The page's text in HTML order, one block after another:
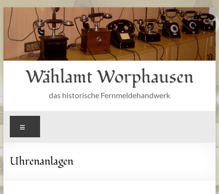
Zum
Inhalt
springen
Wählamt Worphausen
das historische Fernmeldehandwerk
Uhrenanlagen